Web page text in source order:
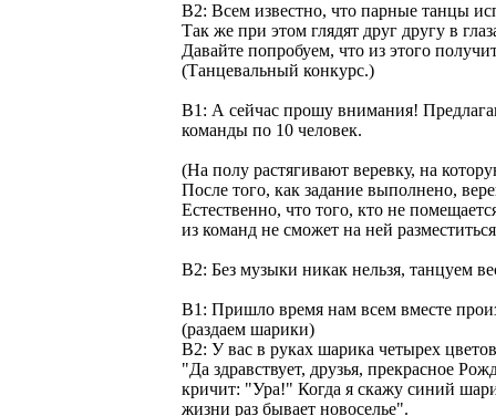
В2: Всем известно, что парные танцы
Так же при этом глядят друг другу в
Давайте попробуем, что из этого
(Танцевальный конкурс.)
В1: А сейчас прошу внимания!
команды по 10 человек.
(На полу растягивают веревку, на
После того, как задание выполнено,
Естественно, что того, кто не
из команд не сможет на ней
В2: Без музыки никак нельзя, танцуем
В1: Пришло время нам всем вместе
(раздаем шарики)
В2: У вас в руках шарика четырех
"Да здравствует, друзья, прекрасное
кричит: "Ура!" Когда я скажу синий
жизни раз бывает новоселье".